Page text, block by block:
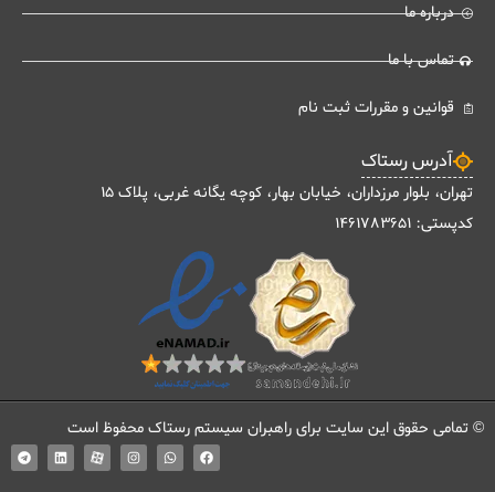
درباره ما
تماس با ما
قوانین و مقررات ثبت نام
آدرس رستاک
تهران، بلوار مرزداران، خیابان بهار، کوچه یگانه غربی، پلاک 15
کدپستی: 1461783651
© تمامی حقوق این سایت برای راهبران سیستم رستاک محفوظ است